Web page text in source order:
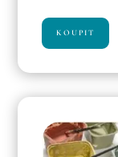
KOUPIT